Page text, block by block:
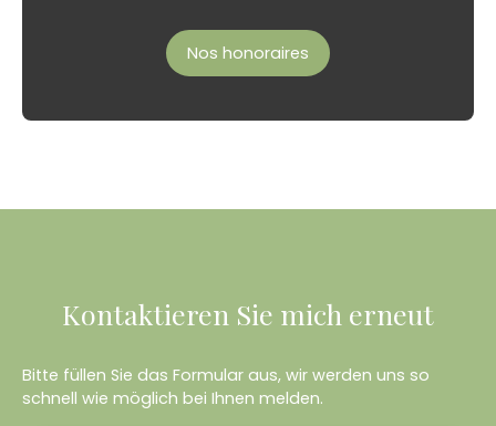
Nos honoraires
Kontaktieren Sie mich erneut
Bitte füllen Sie das Formular aus, wir werden uns so
schnell wie möglich bei Ihnen melden.